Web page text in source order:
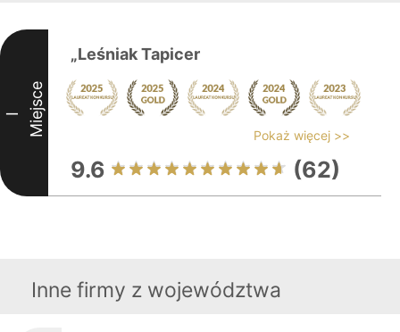
I Miejsce
„Leśniak Tapicer
Pokaż więcej >>
9.6 (62)
Inne firmy z województwa